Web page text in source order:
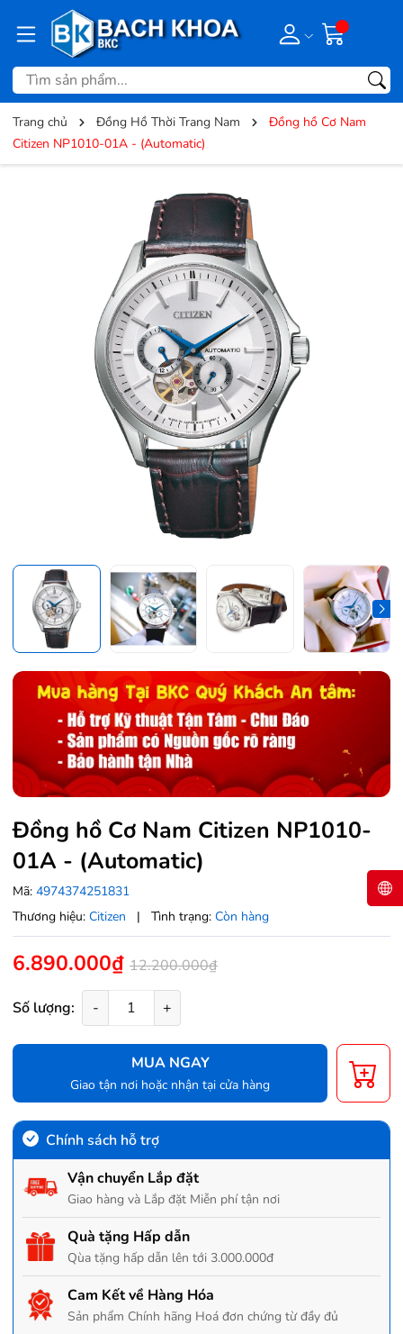
Trang chủ Đồng Hồ Thời Trang Nam
Đồng hồ Cơ Nam
Citizen NP1010-01A - (Automatic)
Đồng hồ Cơ Nam Citizen NP1010-
01A - (Automatic)
Mã: 4974374251831
Thương hiệu: Citizen | Tình trạng: Còn hàng
6.890.000₫ 12.200.000₫
Số lượng: - +
MUA NGAY
Giao tận nơi hoặc nhận tại cửa hàng
Chính sách hỗ trợ
Vận chuyển Lắp đặt
Giao hàng và Lắp đặt Miễn phí tận nơi
Quà tặng Hấp dẫn
Qùa tặng hấp dẫn lên tới 3.000.000đ
Cam Kết về Hàng Hóa
Sản phẩm Chính hãng Hoá đơn chứng từ đầy đủ